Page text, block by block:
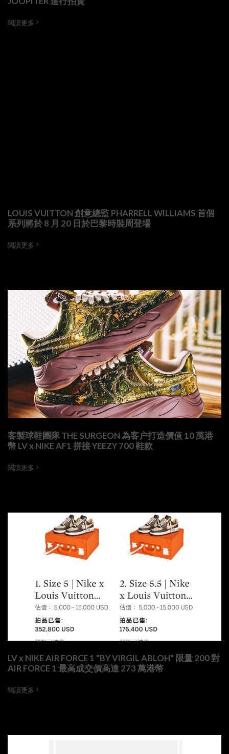
閱讀更多
LOUIS VUITTON 創意總監 PHARRELL WILLIAMS 首個
系列將於 8 月 20 日於巴黎時裝周登場
閱讀更多
客製球鞋團隊 THE SURGEON 為客户打造價值 10 萬港
幣 LV x NIKE AF1 拼接 YEEZY 700 鞋款
閱讀更多
LV x NIKE AIR FORCE 1 "BY VIRGIL ABLOH" 限量 200 對
AIR FORCE 1 最高成交價高達 273 萬港幣
閱讀更多